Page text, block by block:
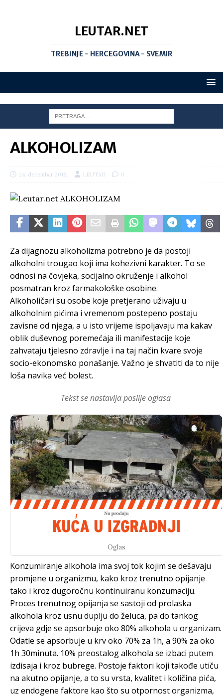
LEUTAR.NET
TREBINJE - HERCEGOVINA - SVEMIR
ALKOHOLIZAM
24. decembar 2018. LEUTAR 0
Za dijagnozu alkoholizma potrebno je da postoji
alkoholni trougao koji ima kohezivni karakter. To se
odnosi na čovjeka, socijalno okruženje i alkohol
posmatran kroz farmakološke osobine.
Alkoholičari su osobe koje pretjerano uživaju u
alkoholnim pićima i vremenom postepeno postaju
zavisne od njega, a u isto vrijeme ispoljavaju ma kakav
oblik duševnog poremećaja ili manifestacije koje
zahvataju tjelesno zdravlje i na taj način kvare svoje
socio-ekonomsko ponašanje. Važno je shvatiti da to nije
loša navika već bolest.
Tekst se nastavlja poslije oglasa
Oglas
Konzumiranje alkohola ima svoj tok kojim se dešavaju
promjene u organizmu, kako kroz trenutno opijanje
tako i kroz dugoročnu kontinuiranu konzumaciju.
Proces trenutnog opijanja se sastoji od prolaska
alkohola kroz usnu duplju do želuca, pa do tankog
crijeva gdje se apsorbuje oko 80% alkohola u organizam.
Odatle se apsorbuje u krv oko 70% za 1h, a 90% za oko
1h 30minuta. 10% preostalog alkohola se izbaci putem
izdisaja i kroz bubrege. Postoje faktori koji takođe utiču
na akutno opijanje, a to su vrsta, kvalitet i količina pića,
uz endogene faktore kao što su otpornost organizma,